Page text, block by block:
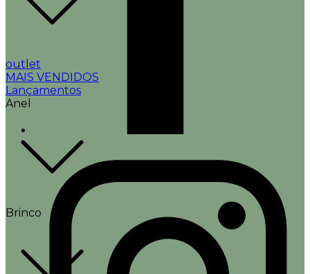
outlet
MAIS VENDIDOS
Lançamentos
Anel
Brinco